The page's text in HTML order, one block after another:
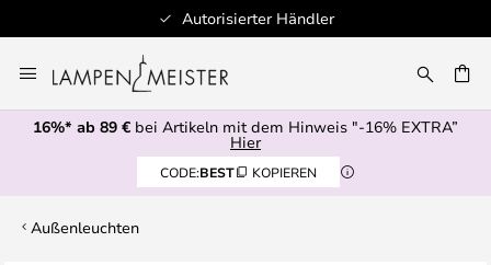
Autorisierter Händler
Inhalt
springen
16%* ab 89 € bei Artikeln mit dem Hinweis "-16% EXTRA”
Hier
CODE:BEST KOPIEREN
Außenleuchten